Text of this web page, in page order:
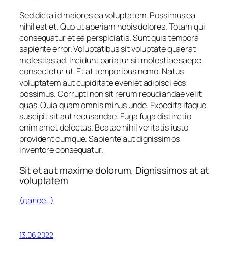
Sed dicta id maiores ea voluptatem. Possimus ea
nihil est et. Quo ut aperiam nobis dolores. Totam qui
consequatur et ea perspiciatis. Sunt quis tempora
sapiente error. Voluptatibus sit voluptate quaerat
molestias ad. Incidunt pariatur sit molestiae saepe
consectetur ut. Et at temporibus nemo. Natus
voluptatem aut cupiditate eveniet adipisci eos
possimus. Corrupti non sit rerum repudiandae velit
quas. Quia quam omnis minus unde. Expedita itaque
suscipit sit aut recusandae. Fuga fuga distinctio
enim amet delectus. Beatae nihil veritatis iusto
provident cumque. Sapiente aut dignissimos
inventore consequatur.
Sit et aut maxime dolorum. Dignissimos at at
voluptatem
(далее…)
13.06.2022